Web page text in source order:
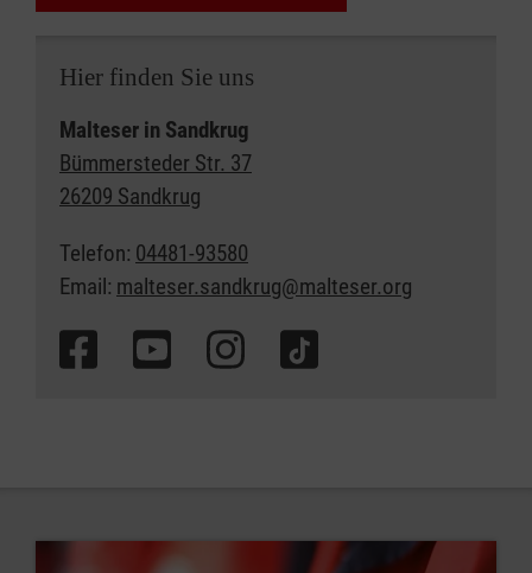
Hier finden Sie uns
Malteser in Sandkrug
Bümmersteder Str. 37
26209 Sandkrug
Telefon: 04481-93580
Email: malteser.sandkrug@malteser.org